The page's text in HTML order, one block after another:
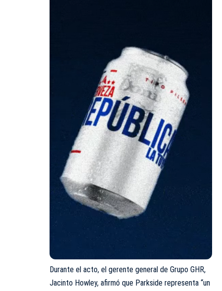
Durante el acto, el gerente general de Grupo GHR,
Jacinto Howley, afirmó que Parkside representa “un